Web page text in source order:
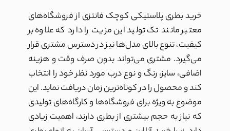
خرید بطری پلاستیکی کوچک فانتزی از فروشگاه‌های
معتبر مانند تک تولید این مزیت را دارد که علاوه بر
کیفیت، تنوع بالای مدل‌ها نیز در دسترس مشتری قرار
می‌گیرد. مشتری می‌تواند بدون صرف وقت و هزینه
اضافی، سایز، رنگ و نوع درب مورد نظر خود را انتخاب
کند و محصول را در کوتاه‌ترین زمان دریافت نماید. این
موضوع به ویژه برای فروشگاه‌ها و کارگاه‌های تولیدی
که نیاز به حجم بیشتری از بطری دارند، اهمیت زیادی